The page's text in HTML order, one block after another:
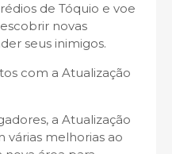
de Tóquio e voe
novas
seus inimigos.
com a Atualização
a Atualização
várias melhorias ao